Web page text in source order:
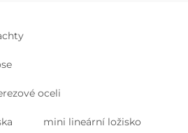
oceli
mini lineární ložisko